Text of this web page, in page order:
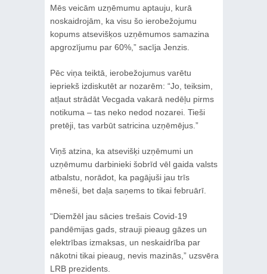
Mēs veicām uzņēmumu aptauju, kurā
noskaidrojām, ka visu šo ierobežojumu
kopums atsevišķos uzņēmumos samazina
apgrozījumu par 60%,” sacīja Jenzis.
Pēc viņa teiktā, ierobežojumus varētu
iepriekš izdiskutēt ar nozarēm: “Jo, teiksim,
atļaut strādāt Vecgada vakarā nedēļu pirms
notikuma – tas neko nedod nozarei. Tieši
pretēji, tas varbūt satricina uzņēmējus.”
Viņš atzina, ka atsevišķi uzņēmumi un
uzņēmumu darbinieki šobrīd vēl gaida valsts
atbalstu, norādot, ka pagājuši jau trīs
mēneši, bet daļa saņems to tikai februārī.
“Diemžēl jau sācies trešais Covid-19
pandēmijas gads, strauji pieaug gāzes un
elektrības izmaksas, un neskaidrība par
nākotni tikai pieaug, nevis mazinās,” uzsvēra
LRB prezidents.